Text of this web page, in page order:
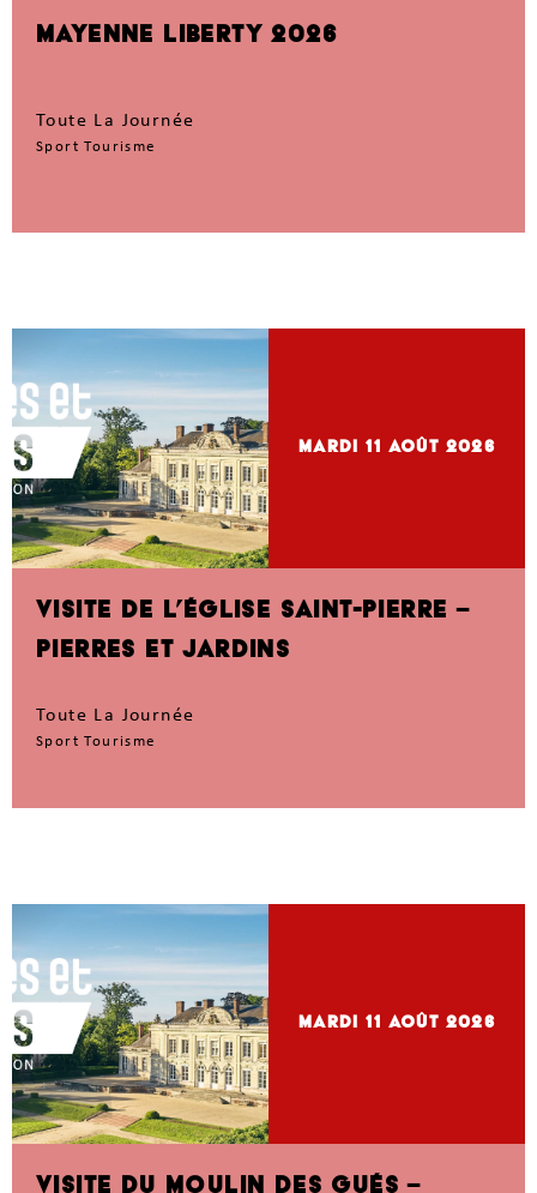
MAYENNE LIBERTY 2026
Toute La Journée
Sport Tourisme
mardi 11 Août 2026
VISITE DE L’ÉGLISE SAINT-PIERRE –
PIERRES ET JARDINS
Toute La Journée
Sport Tourisme
mardi 11 Août 2026